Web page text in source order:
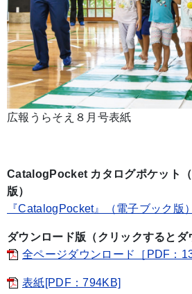
広報うらそえ８月号表紙
CatalogPocket カタログポケット
版）
『CatalogPocket』（電子ブック版
ダウンロード版（クリックするとダ
全ページダウンロード［PDF：
表紙[PDF：794KB]